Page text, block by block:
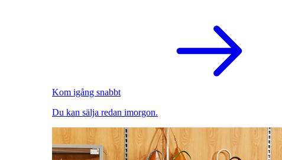
Kom igång snabbt
Du kan sälja redan imorgon.